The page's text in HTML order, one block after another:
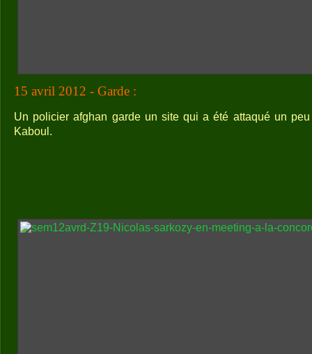
15 avril 2012 - Garde :
Un policier afghan garde un site qui a été attaqué un
Kaboul.